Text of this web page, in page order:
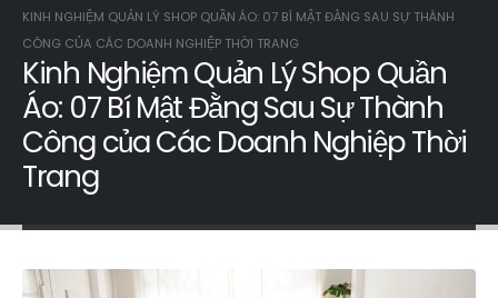
KINH NGHIỆM QUẢN LÝ SHOP QUẦN ÁO: 07 BÍ MẬT ĐẰNG SAU SỰ THÀNH
CÔNG CỦA CÁC DOANH NGHIỆP THỜI TRANG
Kinh Nghiệm Quản Lý Shop Quần
Áo: 07 Bí Mật Đằng Sau Sự Thành
Công của Các Doanh Nghiệp Thời
Trang